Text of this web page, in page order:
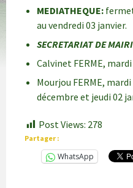
MEDIATHEQUE:
au vendredi 03 janvier.
SECRETARIAT DE
Calvinet FERME,
Mourjou FERME,
décembre et jeudi 02
Post Views: 278
Partager :
WhatsApp